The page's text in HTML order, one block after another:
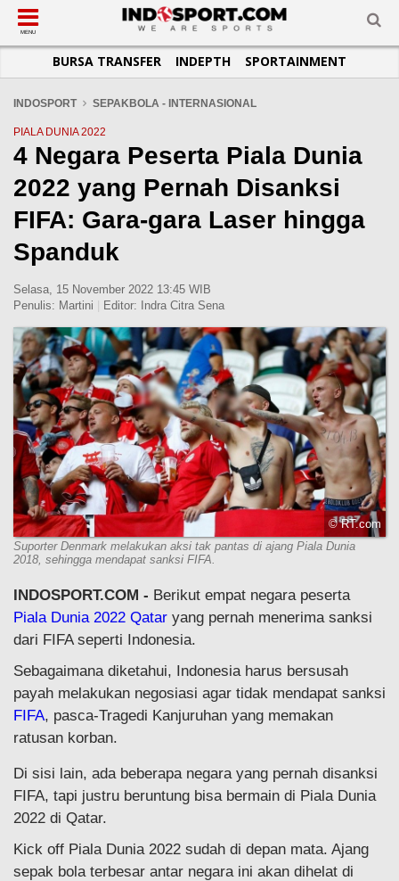
SUB-MENU
SEPAKBOLA
LIGA INGGRIS
LIGA ITALIA
LIGA SPANYOL
LIGA CHAMPIONS
LIGA PRANCIS
LIGA EUROPA
SUB-MENU
SPORTAINMENT
SUB-MENU
OTOMOTIF
OTOMANIA
SUB-MENU
BASKET
FUTSAL
OLIMPIK
E-SPORT
SUB-MENU
JADWAL
SUB-MENU
TOPIK HARI INI
INFOGRAFIS
GALERI FOTO
TEMPAT OLAHRAGA
PASUKAN SEHAT
MENU
BURSA TRANSFER INDEPTH SPORTAINMENT
INDOSPORT SEPAKBOLA - INTERNASIONAL
PIALA DUNIA 2022
4 Negara Peserta Piala Dunia
2022 yang Pernah Disanksi
FIFA: Gara-gara Laser hingga
Spanduk
Selasa, 15 November 2022 13:45 WIB
Penulis: Martini Editor: Indra Citra Sena
© RT.com
Suporter Denmark melakukan aksi tak pantas di ajang Piala Dunia
2018, sehingga mendapat sanksi FIFA.
INDOSPORT.COM - Berikut empat negara peserta
Piala Dunia 2022 Qatar yang pernah menerima sanksi
dari FIFA seperti Indonesia.
Sebagaimana diketahui, Indonesia harus bersusah
payah melakukan negosiasi agar tidak mendapat sanksi
FIFA, pasca-Tragedi Kanjuruhan yang memakan
ratusan korban.
Di sisi lain, ada beberapa negara yang pernah disanksi
FIFA, tapi justru beruntung bisa bermain di Piala Dunia
2022 di Qatar.
Kick off Piala Dunia 2022 sudah di depan mata. Ajang
sepak bola terbesar antar negara ini akan dihelat di